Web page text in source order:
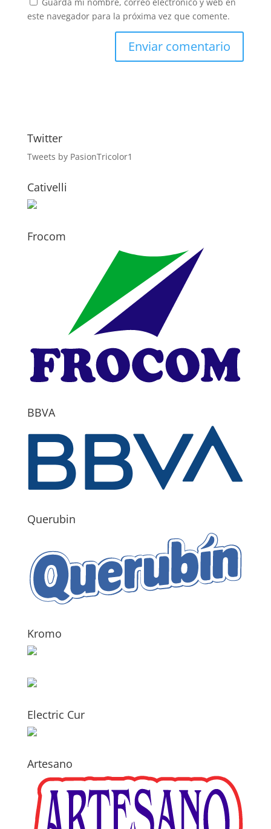
este navegador para la próxima vez que comente.
Twitter
Tweets by PasionTricolor1
Cativelli
Frocom
BBVA
Querubin
Kromo
Electric Cur
Artesano